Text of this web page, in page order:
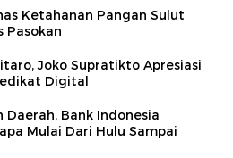
Ketahanan Pangan Sulut
Pasokan
Joko Supratikto Apresiasi
Digital
Bank Indonesia
Mulai Dari Hulu Sampai